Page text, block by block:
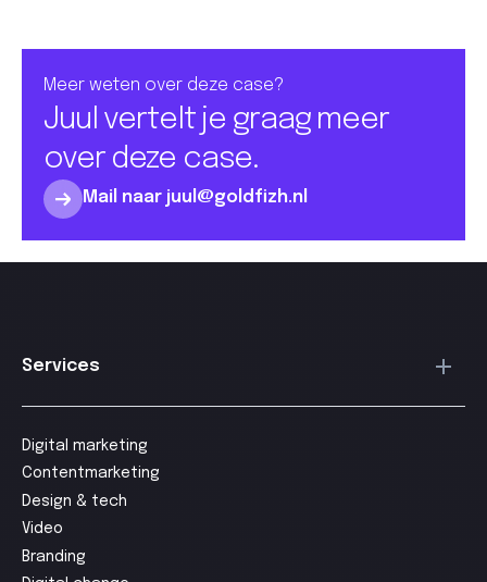
Meer weten over deze case?
Juul vertelt je graag meer
over deze case.
Mail naar juul@goldfizh.nl
Services
Digital marketing
Contentmarketing
Design & tech
Video
Branding